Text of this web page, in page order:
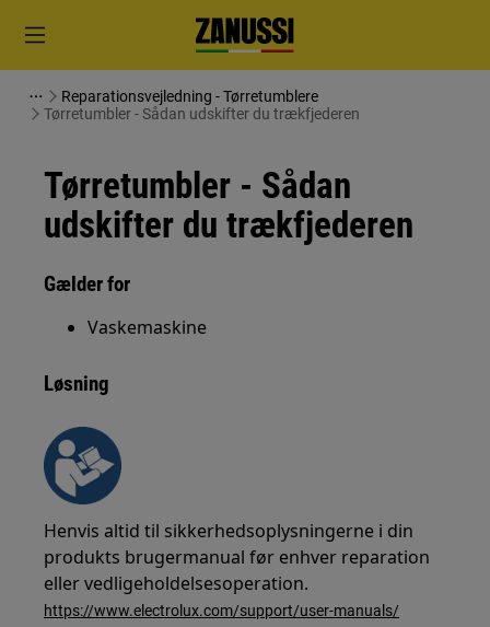
Reparationsvejledning - Tørretumblere
Tørretumbler - Sådan udskifter du trækfjederen
Tørretumbler - Sådan
udskifter du trækfjederen
Gælder for
Vaskemaskine
Løsning
Henvis altid til sikkerhedsoplysningerne i din
produkts brugermanual før enhver reparation
eller vedligeholdelsesoperation.
https://www.electrolux.com/support/user-manuals/